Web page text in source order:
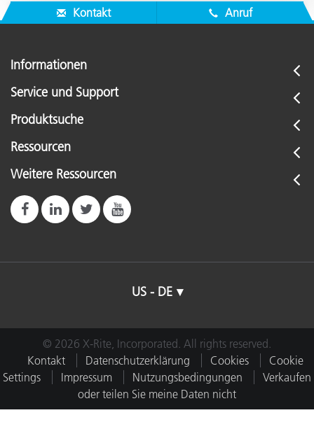
Kontakt Anruf
Informationen
Service und Support
Produktsuche
Ressourcen
Weitere Ressourcen
US - DE
© 2026 X-Rite, Incorporated. All rights reserved.
Kontakt
Datenschutzerklärung Cookies
Cookie
Settings
Impressum Nutzungsbedingungen
Verkaufen
oder teilen Sie meine Daten nicht